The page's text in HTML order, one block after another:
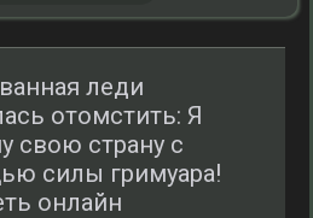
леди
отомстить: Я
свою страну с
силы гримуара!
онлайн